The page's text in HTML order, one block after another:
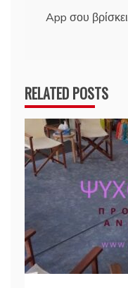
App σου
RELATED POSTS